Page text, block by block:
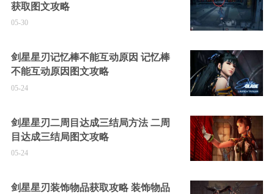
获取图文攻略
05-30
剑星星刃记忆棒不能互动原因 记忆棒
不能互动原因图文攻略
05-24
剑星星刃二周目达成三结局方法 二周
目达成三结局图文攻略
05-24
剑星星刃装饰物品获取攻略 装饰物品